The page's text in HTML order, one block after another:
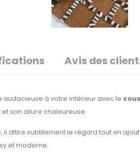
Avis des
à votre intérieur avec le
son allure chaleureuse.
attire subtilement le regard tout en
et moderne.